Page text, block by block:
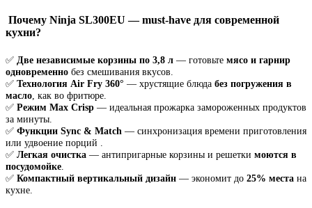
Почему Ninja SL300EU — must-have для современной
кухни?
✅ Две независимые корзины по 3,8 л — готовьте мясо и гарнир
одновременно без смешивания вкусов.
✅ Технология Air Fry 360° — хрустящие блюда без погружения в
масло , как во фритюре.
✅ Режим Max Crisp — идеальная прожарка замороженных продуктов
за минуты.
✅ Функции Sync & Match — синхронизация времени приготовления
или удвоение порций .
✅ Легкая очистка — антипригарные корзины и решетки моются в
посудомойке
✅ Компактный вертикальный дизайн — экономит до 25% места на
кухне.